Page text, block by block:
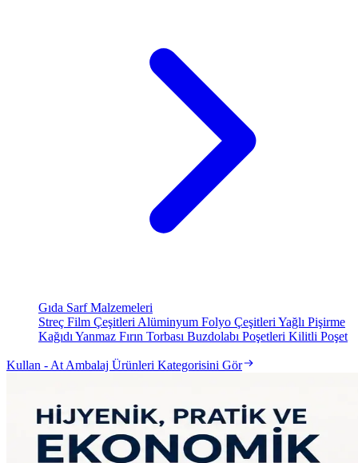
Gıda Sarf Malzemeleri
Streç Film Çeşitleri Alüminyum Folyo Çeşitleri Yağlı Pişirme
Kağıdı Yanmaz Fırın Torbası Buzdolabı Poşetleri Kilitli Poşet
Kullan - At Ambalaj Ürünleri Kategorisini Gör